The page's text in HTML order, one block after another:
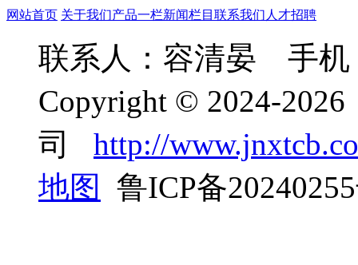
网站首页 关于我们产品一栏新闻栏目 联系我们 人才招聘
联系人：容清晏 手
Copyright © 2024-
司 http://
地图
鲁ICP备